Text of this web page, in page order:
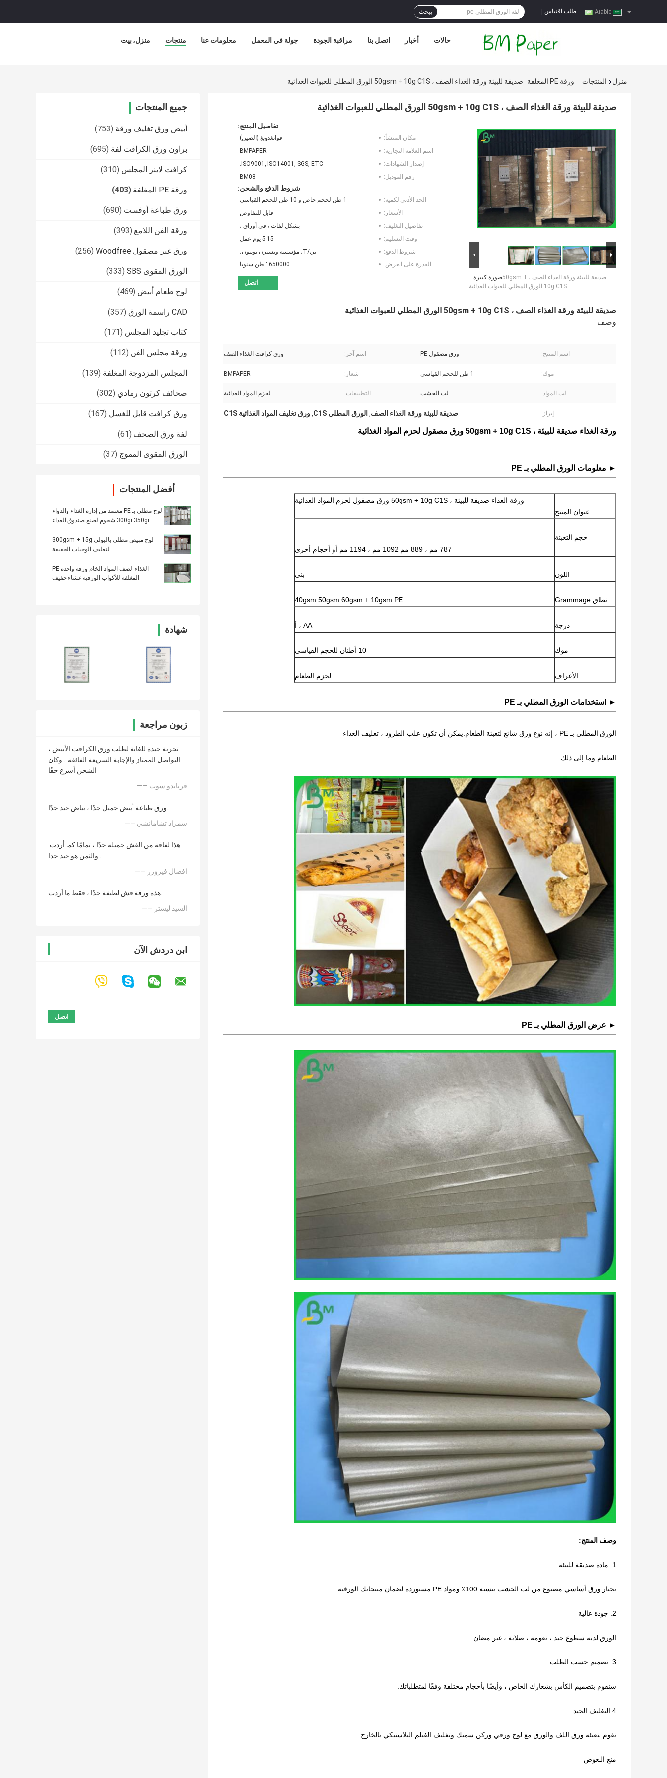
طلب اقتباس يبحث
منزل، بيت منتجات معلومات عنا جولة في المعمل مراقبة الجودة اتصل بنا أخبار حالات
منزل المنتجات ورقة PE المغلفة صديقة للبيئة ورقة الغذاء الصف ، 50gsm + 10g C1S الورق المطلي للعبوات الغذائية
جميع المنتجات
أبيض ورق تغليف ورقة (753)
براون ورق الكرافت لفة (695)
كرافت لاينر المجلس (310)
ورقة PE المغلفة (403)
ورق طباعة أوفست (690)
ورقة الفن اللامع (393)
ورق غير مصقول Woodfree (256)
الورق المقوى SBS (333)
لوح طعام أبيض (469)
CAD راسمة الورق (357)
كتاب تجليد المجلس (171)
ورقة مجلس الفن (112)
المجلس المزدوجة المغلفة (139)
صحائف كرتون رمادي (302)
ورق كرافت قابل للغسل (167)
لفة ورق الصحف (61)
الورق المقوى المموج (37)
أفضل المنتجات
لوح مطلي بـ PE معتمد من إدارة الغذاء والدواء
300gr 350gr شحوم لصنع صندوق الغداء
لوح مبيض مطلي بالبولي 300gsm + 15g
لتغليف الوجبات الخفيفة
الغذاء الصف المواد الخام ورقة واحدة PE
المغلفة للأكواب الورقية غشاء خفيف
شهادة
زبون مراجعة
تجربة جيدة للغاية لطلب ورق الكرافت الأبيض ،
التواصل الممتاز والإجابة السريعة الفائقة .. وكان
الشحن أسرع حقًا
—— فرناندو سوت
ورق طباعة أبيض جميل جدًا ، بياض جيد جدًا.
—— سمراد تشامانشي
هذا لفافة من القش جميلة جدًا ، تمامًا كما أردت.
والثمن هو جيد جدا .
—— افضال فيروزر
هذه ورقة قش لطيفة جدًا ، فقط ما أردت.
—— السيد ليستر
ابن دردش الآن
صديقة للبيئة ورقة الغذاء الصف ، 50gsm + 10g C1S الورق المطلي للعبوات الغذائية
صورة كبيرة :صديقة للبيئة ورقة الغذاء الصف ، 50gsm +
10g C1S الورق المطلي للعبوات الغذائية
تفاصيل المنتج:
مكان المنشأ:
قوانغدونغ (الصين)
اسم العلامة التجارية:
BMPAPER
إصدار الشهادات:
ISO9001, ISO14001, SGS, ETC.
رقم الموديل:
BM08
شروط الدفع والشحن:
الحد الأدنى لكمية:
1 طن لحجم خاص و 10 طن للحجم القياسي
الأسعار:
قابل للتفاوض
تفاصيل التغليف:
بشكل لفات ، في أوراق ،
وقت التسليم:
5-15 يوم عمل
شروط الدفع:
تي/T، مؤسسة ويسترن يونيون،
القدرة على العرض:
1650000 طن سنويا
اتصل
صديقة للبيئة ورقة الغذاء الصف ، 50gsm + 10g C1S الورق المطلي للعبوات الغذائية
وصف
اسم المنتج: ورق مصقول PE اسم آخر: ورق كرافت الغذاء الصف
موك: 1 طن للحجم القياسي شعار: BMPAPER
لب المواد: لب الخشب التطبيقات: لحزم المواد الغذائية
إبراز: صديقة للبيئة ورقة الغذاء الصف, الورق المطلي C1S , ورق تغليف المواد الغذائية C1S
ورقة الغذاء صديقة للبيئة ، 50gsm + 10g C1S ورق مصقول لحزم المواد الغذائية
► معلومات الورق المطلي بـ PE
عنوان المنتج
ورقة الغذاء صديقة للبيئة ، 50gsm + 10g C1S ورق مصقول لحزم المواد الغذائية
حجم التعبئة
787 مم ، 889 مم 1092 مم ، 1194 مم أو أحجام أخرى
اللون بنى
نطاق Grammage 40gsm 50gsm 60gsm + 10gsm PE
درجة AA ، أ
موك 10 أطنان للحجم القياسي
الأعراف لحزم الطعام
► استخدامات الورق المطلي بـ PE
الورق المطلي بـ PE ، إنه نوع ورق شائع لتعبئة الطعام.يمكن أن تكون علب الطرود ، تغليف الغداء
الطعام وما إلى ذلك.
► عرض الورق المطلي بـ PE
وصف المنتج:
1. مادة صديقة للبيئة
نختار ورق أساسي مصنوع من لب الخشب بنسبة 100٪ ومواد PE مستوردة لضمان منتجاتك الورقية
2. جودة عالية
الورق لديه سطوع جيد ، نعومة ، صلابة ، غير مضان.
3. تصميم حسب الطلب
سنقوم بتصميم الكأس بشعارك الخاص ، وأيضًا بأحجام مختلفة وفقًا لمتطلباتك.
4.التغليف الجيد
نقوم بتعبئة ورق اللف والورق مع لوح ورقي وركن سميك وتغليف الفيلم البلاستيكي بالخارج
منع البعوض